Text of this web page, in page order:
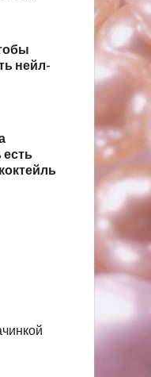
нейл-
есть